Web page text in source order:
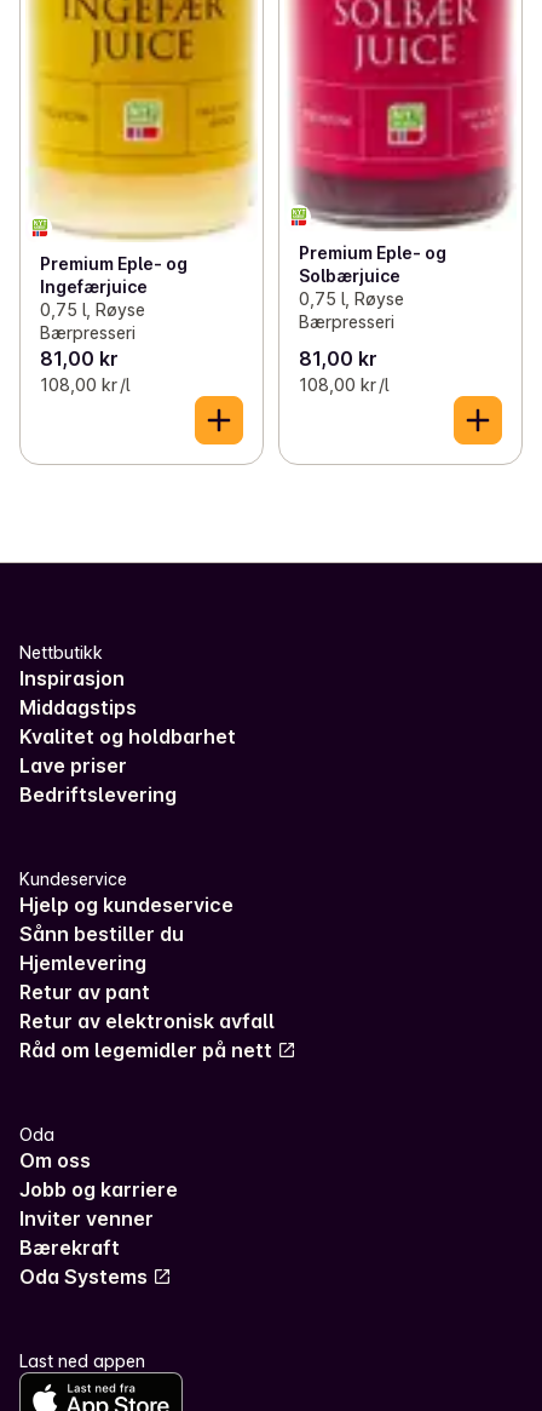
Premium Eple- og
Ingefærjuice
0,75 l, Røyse
Bærpresseri
81,00 kr
108,00 kr /l
Premium Eple- og
Solbærjuice
0,75 l, Røyse
Bærpresseri
81,00 kr
108,00 kr /l
Nettbutikk
Inspirasjon
Middagstips
Kvalitet og holdbarhet
Lave priser
Bedriftslevering
Kundeservice
Hjelp og kundeservice
Sånn bestiller du
Hjemlevering
Retur av pant
Retur av elektronisk avfall
Råd om legemidler på nett
Oda
Om oss
Jobb og karriere
Inviter venner
Bærekraft
Oda Systems
Last ned appen